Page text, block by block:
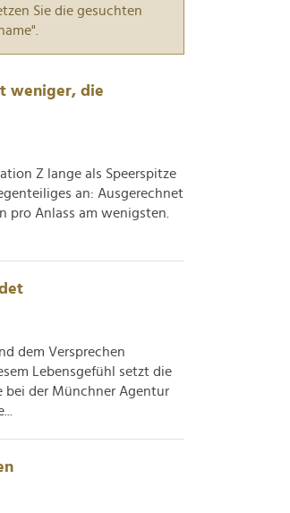
Sie die gesuchten
weniger, die
Z lange als Speerspitze
an: Ausgerechnet
pro Anlass am wenigsten.
dem Versprechen
Lebensgefühl setzt die
bei der Münchner Agentur